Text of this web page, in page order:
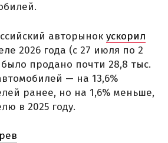
авторынок ускорил
2026 года (с 27 июля по 2
было продано почти 28,8 тыс.
— на 13,6%
ранее, но на 1,6% меньше,
в 2025 году.